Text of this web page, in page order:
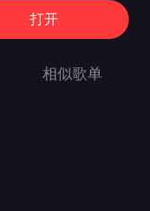
打开
相似歌单